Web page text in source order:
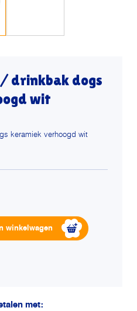
drinkbak dogs
wit
keramiek verhoogd wit
winkelwagen
met: